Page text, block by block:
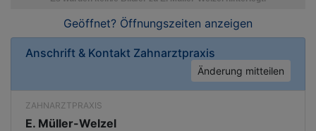
Geöffnet? Öffnungszeiten anzeigen
Anschrift & Kontakt Zahnarztpraxis
Änderung mitteilen
ZAHNARZTPRAXIS
E. Müller-Welzel